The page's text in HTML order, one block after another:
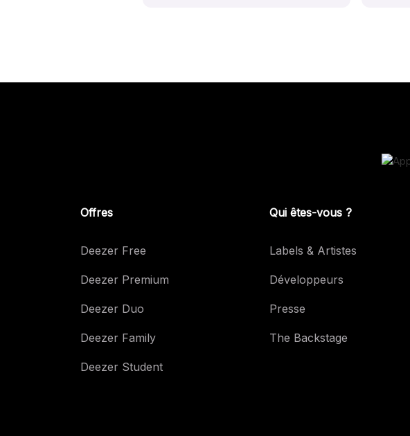
Offres
Deezer Free
Deezer Premium
Deezer Duo
Deezer Family
Deezer Student
Qui êtes-vous ?
Labels & Artistes
Développeurs
Presse
The Backstage